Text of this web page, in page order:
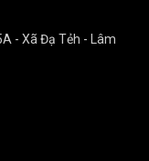
- Xã Đạ Tẻh - Lâm